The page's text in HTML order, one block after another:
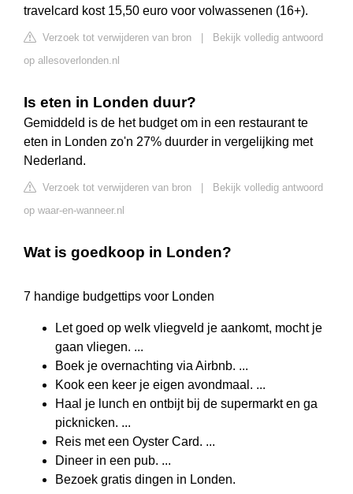
travelcard kost 15,50 euro voor volwassenen (16+).
Verzoek tot verwijderen van bron
Bekijk volledig antwoord
op allesoverlonden.nl
Is eten in Londen duur?
Gemiddeld is de het budget om in een restaurant te
eten in Londen zo'n 27% duurder in vergelijking met
Nederland.
Verzoek tot verwijderen van bron
Bekijk volledig antwoord
op waar-en-wanneer.nl
Wat is goedkoop in Londen?
7 handige budgettips voor Londen
Let goed op welk vliegveld je aankomt, mocht je
gaan vliegen. ...
Boek je overnachting via Airbnb. ...
Kook een keer je eigen avondmaal. ...
Haal je lunch en ontbijt bij de supermarkt en ga
picknicken. ...
Reis met een Oyster Card. ...
Dineer in een pub. ...
Bezoek gratis dingen in Londen.